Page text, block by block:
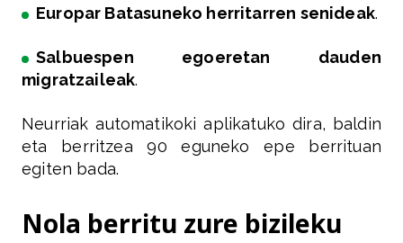
Europar Batasuneko herritarren senideak.
Salbuespen egoeretan dauden
migratzaileak.
Neurriak automatikoki aplikatuko dira, baldin
eta berritzea 90 eguneko epe berrituan
egiten bada.
Nola berritu zure bizileku